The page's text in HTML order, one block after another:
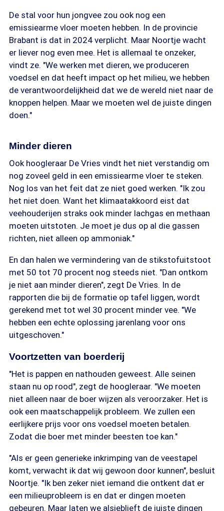
De stal voor hun jongvee zou ook nog een
emissiearme vloer moeten hebben. In de provincie
Brabant is dat in 2024 verplicht. Maar Noortje wacht
er liever nog even mee. Het is allemaal te onzeker,
vindt ze. "We werken met dieren, we produceren
voedsel en dat heeft impact op het milieu, we hebben
de verantwoordelijkheid dat we de wereld niet naar de
knoppen helpen. Maar we moeten wel de juiste dingen
doen."
Minder dieren
Ook hoogleraar De Vries vindt het niet verstandig om
nog zoveel geld in een emissiearme vloer te steken.
Nog los van het feit dat ze niet goed werken. "Ik zou
het niet doen. Want het klimaatakkoord eist dat
veehouderijen straks ook minder lachgas en methaan
moeten uitstoten. Je moet je dus op al die gassen
richten, niet alleen op ammoniak."
En dan halen we vermindering van de stikstofuitstoot
met 50 tot 70 procent nog steeds niet. "Dan ontkom
je niet aan minder dieren", zegt De Vries. In de
rapporten die bij de formatie op tafel liggen, wordt
gerekend met tot wel 30 procent minder vee. "We
hebben een echte oplossing jarenlang voor ons
uitgeschoven."
Voortzetten van boerderij
"Het is pappen en nathouden geweest. Alle seinen
staan nu op rood", zegt de hoogleraar. "We moeten
niet alleen naar de boer wijzen als veroorzaker. Het is
ook een maatschappelijk probleem. We zullen een
eerlijkere prijs voor ons voedsel moeten betalen.
Zodat die boer met minder beesten toe kan."
"Als er geen generieke inkrimping van de veestapel
komt, verwacht ik dat wij gewoon door kunnen", besluit
Noortje. "Ik ben zeker niet iemand die ontkent dat er
een milieuprobleem is en dat er dingen moeten
gebeuren. Maar laten we alsjeblieft de juiste dingen